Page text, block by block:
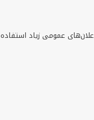
عمومی زیاد استفاده